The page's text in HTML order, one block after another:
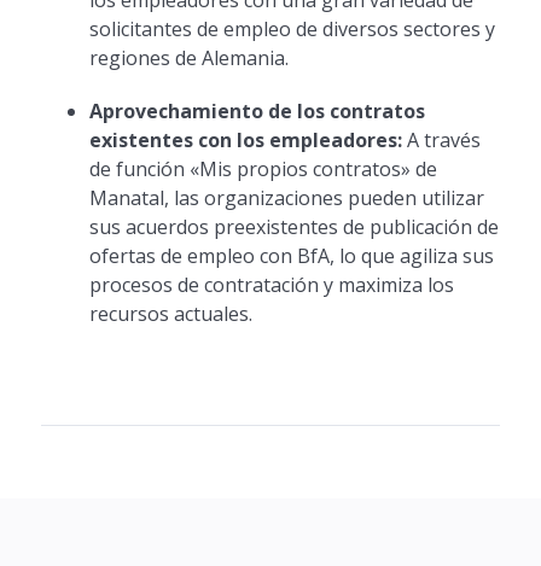
solicitantes de empleo de diversos sectores y
regiones de Alemania.
Aprovechamiento de los contratos
existentes con los empleadores:A través
de función «Mis propios contratos» de
Manatal, las organizaciones pueden utilizar
sus acuerdos preexistentes de publicación de
ofertas de empleo con BfA, lo que agiliza sus
procesos de contratación y maximiza los
recursos actuales.